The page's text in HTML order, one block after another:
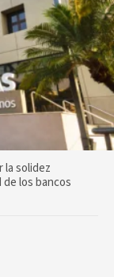
la solidez
los bancos